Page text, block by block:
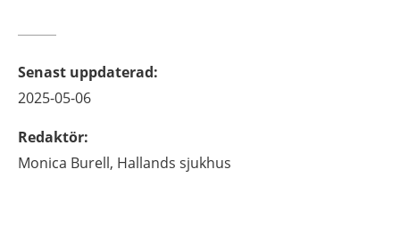
Senast uppdaterad:
2025-05-06
Redaktör:
Monica Burell, Hallands sjukhus